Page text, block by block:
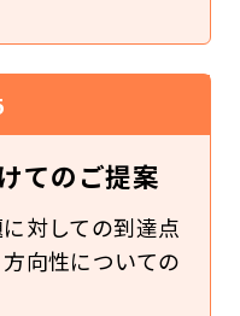
てのご提案
対しての到達点
向性についての